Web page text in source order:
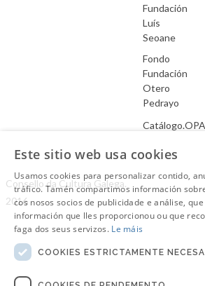
Fundación
Luís
Seoane
Fondo
Fundación
Otero
Pedrayo
Aviso Legal
Consello da Cultura Galega.
2016
Este sitio web usa cookies
Usamos cookies para personalizar contido,
tráfico. Tamén compartimos información
cos nosos socios de publicidade e análise,
información que lles proporcionou ou que
faga dos seus servizos. Le máis
COOKIES ESTRICTAMENTE